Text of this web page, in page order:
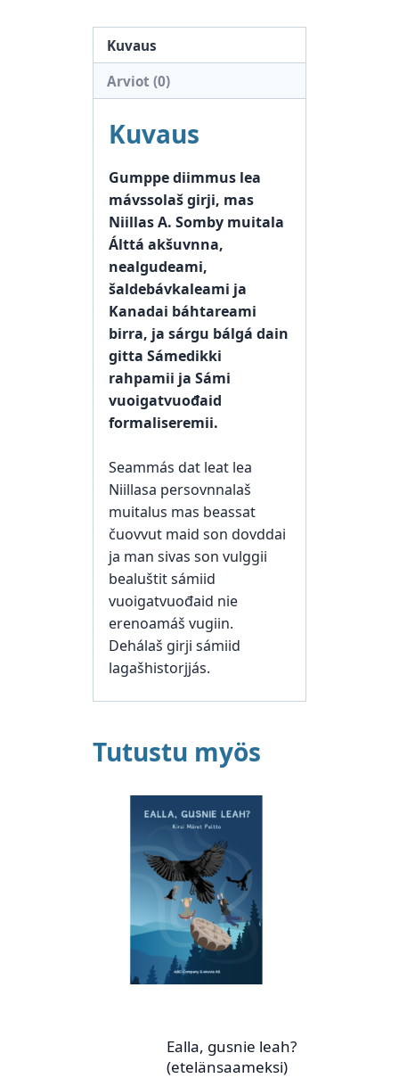
Kuvaus
Arviot (0)
Kuvaus
Gumppe diimmus lea
mávssolaš girji, mas
Niillas A. Somby muitala
Álttá akšuvnna,
nealgudeami,
šaldebávkaleami ja
Kanadai báhtareami
birra, ja sárgu bálgá dain
gitta Sámedikki
rahpamii ja Sámi
vuoigatvuođaid
formaliseremii.
Seammás dat leat lea
Niillasa persovnnalaš
muitalus mas beassat
čuovvut maid son dovddai
ja man sivas son vulggii
bealuštit sámiid
vuoigatvuođaid nie
erenoamáš vugiin.
Dehálaš girji sámiid
lagašhistorjjás.
Tutustu myös
Ealla, gusnie leah?
(etelänsaameksi)